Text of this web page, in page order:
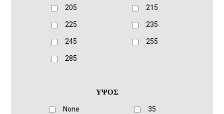
205 215
225 235
245 255
285
ΥΨΟΣ
None 35